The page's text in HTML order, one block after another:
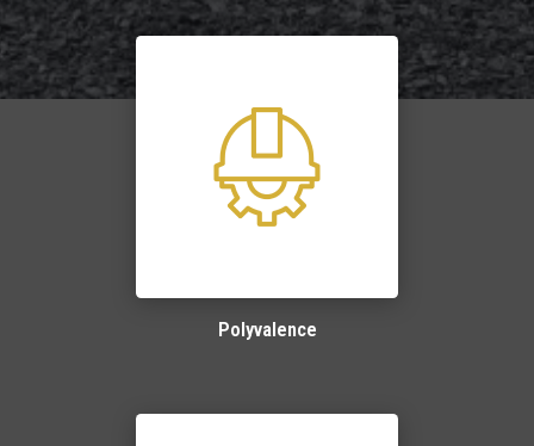
Polyvalence